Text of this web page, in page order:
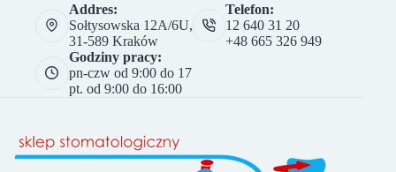
Addres:
Sołtysowska 12A/6U,
31-589 Kraków
Telefon:
12 640 31 20
+48 665 326 949
Godziny pracy:
pn-czw od 9:00 do 17
pt. od 9:00 do 16:00